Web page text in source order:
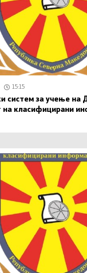
15:15
систем за учење на
на класифицирани